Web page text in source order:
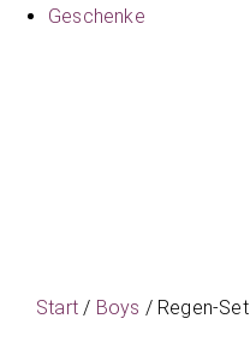
Geschenke
Start / Boys / Regen-Set